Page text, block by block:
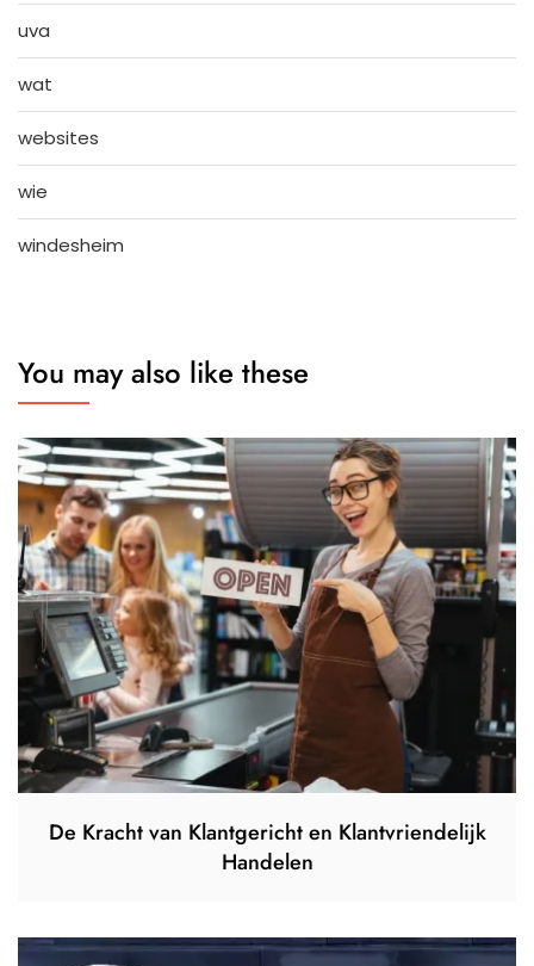
uva
wat
websites
wie
windesheim
You may also like these
De Kracht van Klantgericht en Klantvriendelijk
Handelen